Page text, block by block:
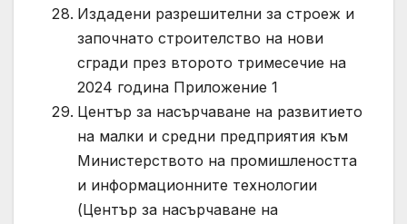
Издадени разрешителни за строеж и
започнато строителство на нови
сгради през второто тримесечие на
2024 година Приложение 1
Център за насърчаване на развитието
на малки и средни предприятия към
Министерството на промишлеността
и информационните технологии
(Център за насърчаване на